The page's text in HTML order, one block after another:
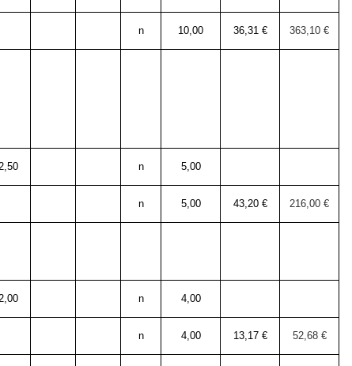
n 10,00 36,31 € 363,10 €
n 5,00
n 5,00 43,20 € 216,00 €
n 4,00
n 4,00 13,17 € 52,68 €